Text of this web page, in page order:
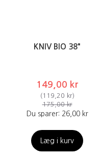
KNIV BIO 38"
149,00 kr
(119,20 kr)
175,00 kr
Du sparer: 26,00 kr
Læg i kurv